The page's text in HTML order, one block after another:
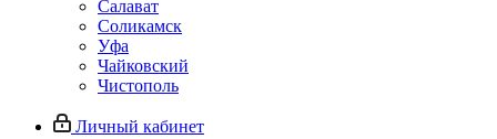
Салават
Соликамск
Уфа
Чайковский
Чистополь
Личный кабинет